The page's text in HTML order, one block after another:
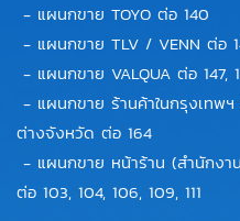
- แผนกขาย TOYO ต่อ 140
- แผนกขาย TLV / VENN ต่อ
- แผนกขาย VALQUA ต่อ 147,
- แผนกขาย ร้านค้าในกรุงเทพฯ
ต่างจังหวัด ต่อ 164
- แผนกขาย หน้าร้าน (สำนักงา
ต่อ 103, 104, 106, 109, 111